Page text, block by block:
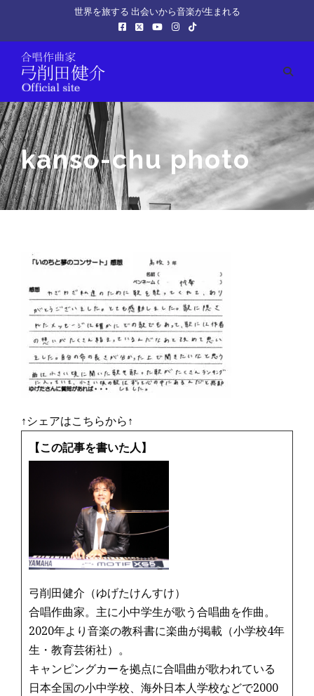
世界を旅する 出会いから音楽が生まれる
kanso-chu photo
↑シェアはこちらから↑
【この記事を書いた人】
弓削田健介（ゆげたけんすけ）
合唱作曲家。主に小中学生が歌う合唱曲を作曲。
2020年より音楽の教科書に楽曲が掲載（小学校4年
生・教育芸術社）。
キャンピングカーを拠点に合唱曲が歌われている
日本全国の小中学校、海外日本人学校などで2000